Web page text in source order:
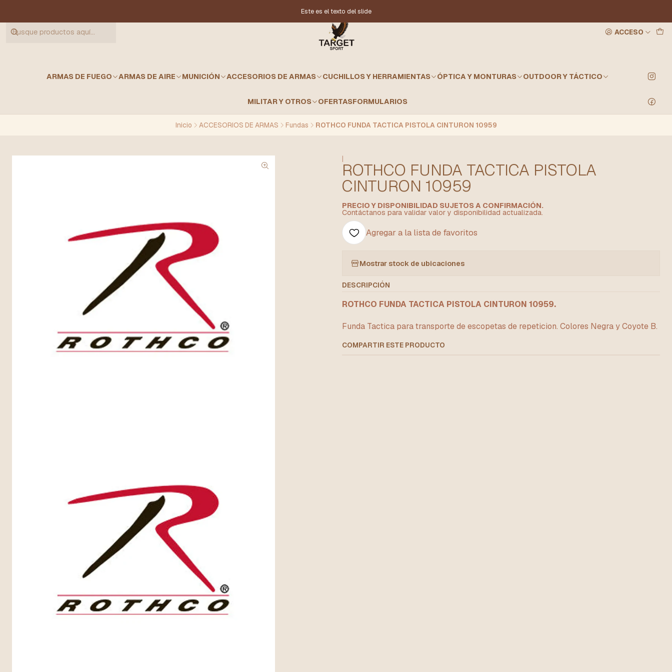
ACCESO
ARMAS DE FUEGO ARMAS DE AIRE MUNICIÓN ACCESORIOS DE ARMAS CUCHILLOS Y HERRAMIENTAS ÓPTICA Y MONTURAS OUTDOOR Y TÁCTICO
MILITAR Y OTROS OFERTASFORMULARIOS
Este es el texto del slide
Inicio ACCESORIOS DE ARMAS Fundas ROTHCO FUNDA TACTICA PISTOLA CINTURON 10959
|
ROTHCO FUNDA TACTICA PISTOLA
CINTURON 10959
PRECIO Y DISPONIBILIDAD SUJETOS A CONFIRMACIÓN.
Contáctanos para validar valor y disponibilidad actualizada.
Agregar a la lista de favoritos
Mostrar stock de ubicaciones
DESCRIPCIÓN
ROTHCO FUNDA TACTICA PISTOLA CINTURON 10959.
Funda Tactica para transporte de escopetas de repeticion. Colores Negra y Coyote B.
COMPARTIR ESTE PRODUCTO